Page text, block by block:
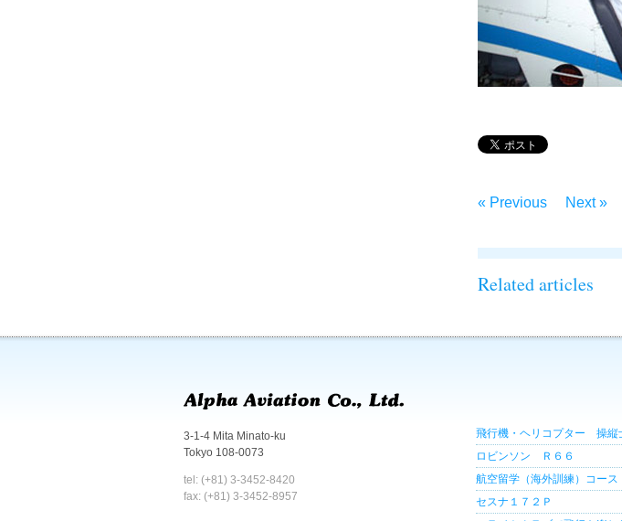
« Previous Next »
Related articles
3-1-4 Mita Minato-ku
Tokyo 108-0073
tel: (+81) 3-3452-8420
fax: (+81) 3-3452-8957
飛行機・ヘリコプター 操縦
ロビンソン Ｒ６６
航空留学（海外訓練）コース
セスナ１７２Ｐ